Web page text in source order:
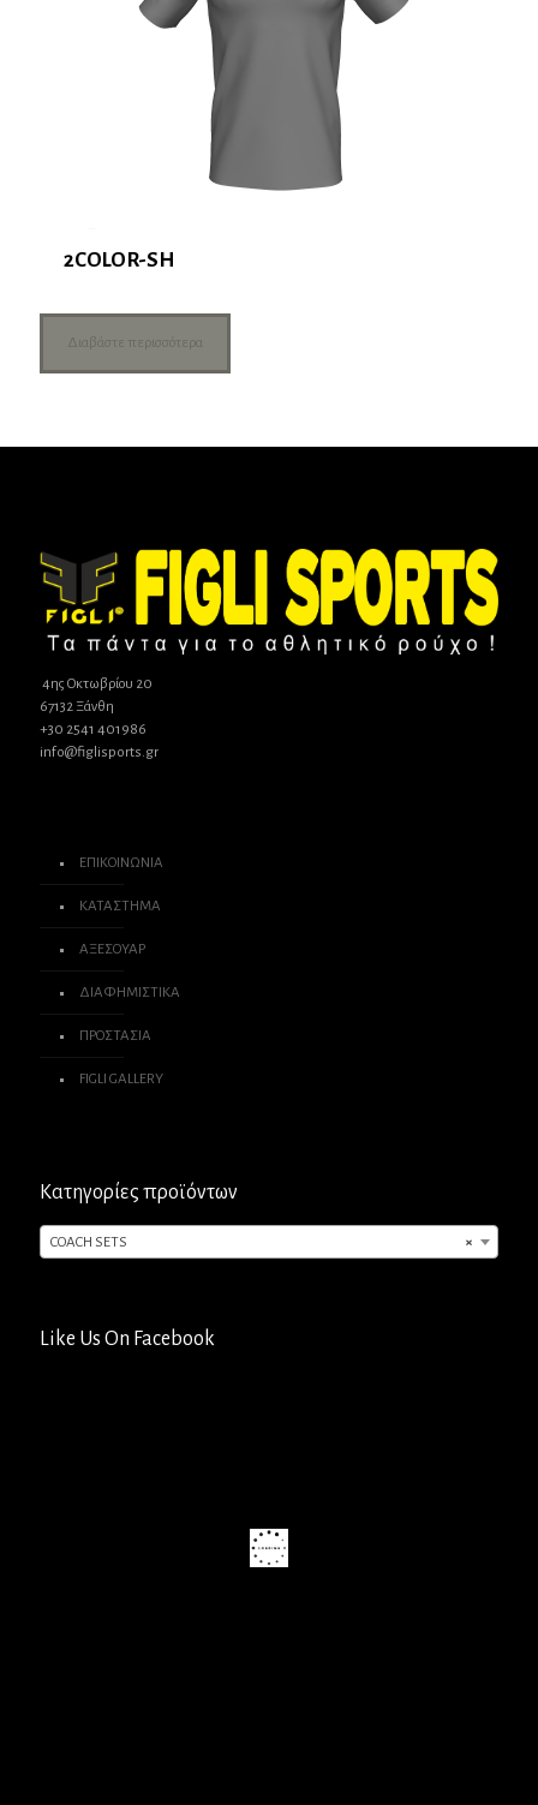
2COLOR-SH
Διαβάστε περισσότερα
4ης Οκτωβρίου 20
67132 Ξάνθη
+30 2541 401986
info@figlisports.gr
ΕΠΙΚΟΙΝΩΝΙΑ
ΚΑΤΑΣΤΗΜΑ
ΑΞΕΣΟΥΑΡ
ΔΙΑΦΗΜΙΣΤΙΚΑ
ΠΡΟΣΤΑΣΙΑ
FIGLI GALLERY
Κατηγορίες προϊόντων
×
COACH SETS
Like Us On Facebook